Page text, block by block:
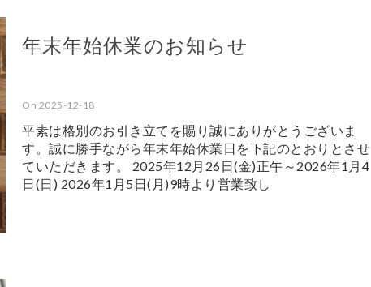
年末年始休業のお知らせ
On 2025-12-18
平素は格別のお引き立てを賜り誠にありがとうございま
す。誠に勝手ながら年末年始休業日を下記のとおりとさせ
ていただきます。 2025年12月26日(金)正午～2026年1月4
日(日) 2026年1月5日(月)9時より営業致し